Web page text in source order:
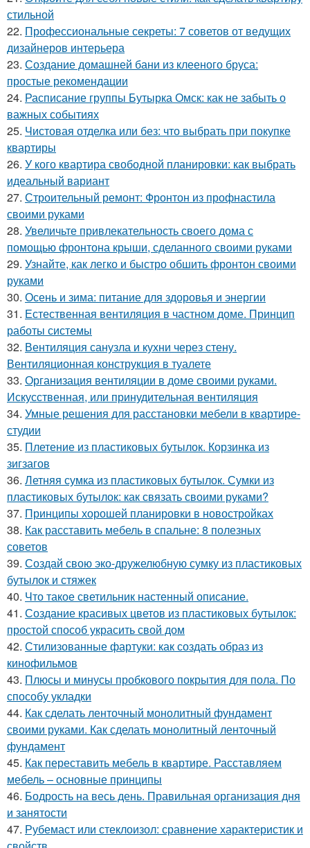
стильной
22. Профессиональные секреты: 7 советов от ведущих
дизайнеров интерьера
23. Создание домашней бани из клееного бруса:
простые рекомендации
24. Расписание группы Бутырка Омск: как не забыть о
важных событиях
25. Чистовая отделка или без: что выбрать при покупке
квартиры
26. У кого квартира свободной планировки: как выбрать
идеальный вариант
27. Строительный ремонт: Фронтон из профнастила
своими руками
28. Увеличьте привлекательность своего дома с
помощью фронтона крыши, сделанного своими руками
29. Узнайте, как легко и быстро обшить фронтон своими
руками
30. Осень и зима: питание для здоровья и энергии
31. Естественная вентиляция в частном доме. Принцип
работы системы
32. Вентиляция санузла и кухни через стену.
Вентиляционная конструкция в туалете
33. Организация вентиляции в доме своими руками.
Искусственная, или принудительная вентиляция
34. Умные решения для расстановки мебели в квартире-
студии
35. Плетение из пластиковых бутылок. Корзинка из
зигзагов
36. Летняя сумка из пластиковых бутылок. Сумки из
пластиковых бутылок: как связать своими руками?
37. Принципы хорошей планировки в новостройках
38. Как расставить мебель в спальне: 8 полезных
советов
39. Создай свою эко-дружелюбную сумку из пластиковых
бутылок и стяжек
40. Что такое светильник настенный описание.
41. Создание красивых цветов из пластиковых бутылок:
простой способ украсить свой дом
42. Стилизованные фартуки: как создать образ из
кинофильмов
43. Плюсы и минусы пробкового покрытия для пола. По
способу укладки
44. Как сделать ленточный монолитный фундамент
своими руками. Как сделать монолитный ленточный
фундамент
45. Как переставить мебель в квартире. Расставляем
мебель – основные принципы
46. Бодрость на весь день. Правильная организация дня
и занятости
47. Рубемаст или стеклоизол: сравнение характеристик и